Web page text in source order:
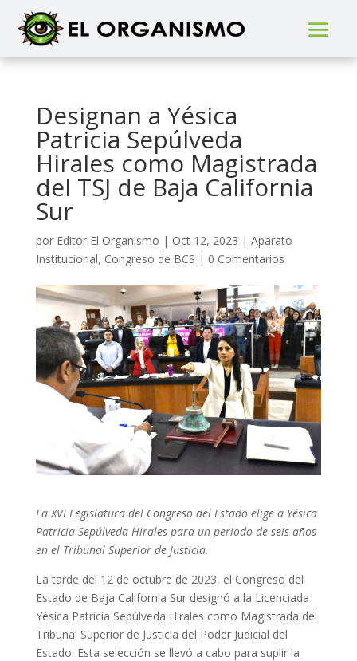
Designan a Yésica
Patricia Sepúlveda
Hirales como Magistrada
del TSJ de Baja California
Sur
por Editor El Organismo | Oct 12, 2023 | Aparato
Institucional, Congreso de BCS | 0 Comentarios
La XVI Legislatura del Congreso del Estado elige a Yésica
Patricia Sepúlveda Hirales para un periodo de seis años
en el Tribunal Superior de Justicia.
La tarde del 12 de octubre de 2023, el Congreso del
Estado de Baja California Sur designó a la Licenciada
Yésica Patricia Sepúlveda Hirales como Magistrada del
Tribunal Superior de Justicia del Poder Judicial del
Estado. Esta selección se llevó a cabo para suplir la